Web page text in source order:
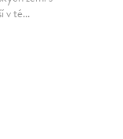
názvu od P do Š...